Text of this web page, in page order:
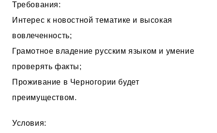
Требования:
Интерес к новостной тематике и высокая
вовлеченность;
Грамотное владение русским языком и умение
проверять факты;
Проживание в Черногории будет
преимуществом.
Условия: